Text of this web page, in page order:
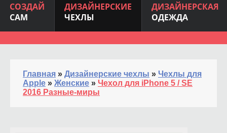
СОЗДАЙ
САМ
ДИЗАЙНЕРСКИЕ
ЧЕХЛЫ
ДИЗАЙНЕРСКАЯ
ОДЕЖДА
Главная » Дизайнерские чехлы » Чехлы для
Apple » Женские » Чехол для iPhone 5 / SE
2016 Разные-миры